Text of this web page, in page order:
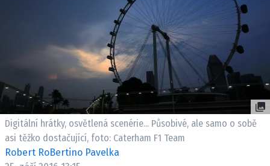
ROZHOVORY
OSTATNÍ
SLEDUJTE NÁS NA|
ETICKÝ KODEX
KONTAKT
VYDAVATEL
Digitální hrátky, osvětlená scenérie... Působivé, ale samo o sobě
asi těžko dostačující, foto: Caterham F1 Team
Robert RoBertino Pavelka